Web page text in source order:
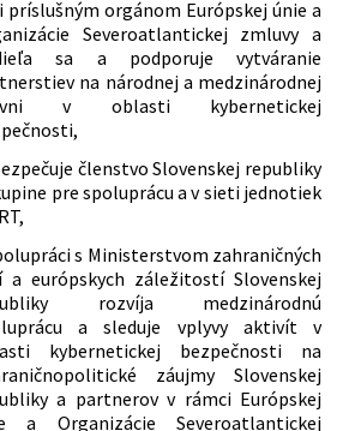
príslušným orgánom Európskej únie a
Severoatlantickej zmluvy a
sa a podporuje vytváranie
na národnej a medzinárodnej
v oblasti kybernetickej
členstvo Slovenskej republiky
pre spoluprácu a v sieti jednotiek
s Ministerstvom zahraničných
a európskych záležitostí Slovenskej
rozvíja medzinárodnú
a sleduje vplyvy aktivít v
kybernetickej bezpečnosti na
záujmy Slovenskej
a partnerov v rámci Európskej
a Organizácie Severoatlantickej